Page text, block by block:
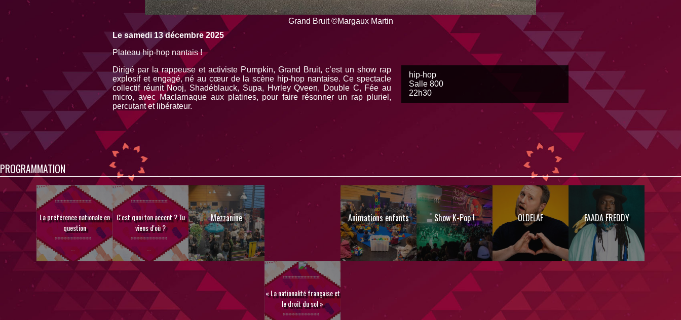
Grand Bruit ©Margaux Martin
Le samedi 13 décembre 2025
Plateau hip-hop nantais !
hip-hop
Salle 800
22h30
Dirigé par la rappeuse et activiste Pumpkin, Grand Bruit, c’est un show rap
explosif et engagé, né au cœur de la scène hip-hop nantaise. Ce spectacle
collectif réunit Nooj, Shadéblauck, Supa, Hvrley Qveen, Double C, Fée au
micro, avec Maclarnaque aux platines, pour faire résonner un rap pluriel,
percutant et libérateur.
PROGRAMMATION
La préférence nationale en
question
C'est quoi ton accent ? Tu
viens d'où ?
Mezzanine
« La nationalité française et
le droit du sol »
Animations enfants Show K-Pop ! OLDELAF FAADA FREDDY